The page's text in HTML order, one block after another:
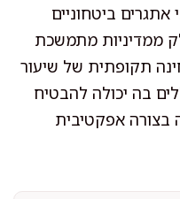
ביטחוניים
ממדיניות מתמשכת
תקופתית של שיעור
בה יכולה להבטיח
אפקטיבית